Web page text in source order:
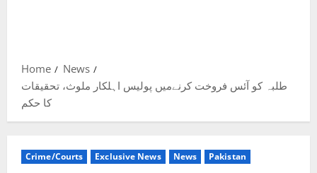
Home
News
طلبہ کو آئس فروخت کرنےمیں پولیس اہلکار ملوث، تحقیقات
کا حکم
Crime/Courts Exclusive News News Pakistan